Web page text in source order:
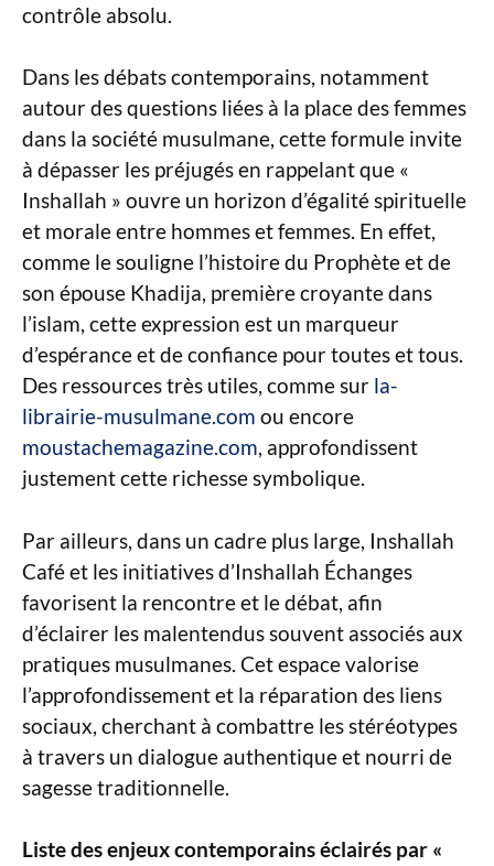
contrôle absolu.
Dans les débats contemporains, notamment
autour des questions liées à la place des femmes
dans la société musulmane, cette formule invite
à dépasser les préjugés en rappelant que «
Inshallah » ouvre un horizon d’égalité spirituelle
et morale entre hommes et femmes. En effet,
comme le souligne l’histoire du Prophète et de
son épouse Khadija, première croyante dans
l’islam, cette expression est un marqueur
d’espérance et de confiance pour toutes et tous.
Des ressources très utiles, comme sur la-
librairie-musulmane.com ou encore
moustachemagazine.com, approfondissent
justement cette richesse symbolique.
Par ailleurs, dans un cadre plus large, Inshallah
Café et les initiatives d’Inshallah Échanges
favorisent la rencontre et le débat, afin
d’éclairer les malentendus souvent associés aux
pratiques musulmanes. Cet espace valorise
l’approfondissement et la réparation des liens
sociaux, cherchant à combattre les stéréotypes
à travers un dialogue authentique et nourri de
sagesse traditionnelle.
Liste des enjeux contemporains éclairés par «